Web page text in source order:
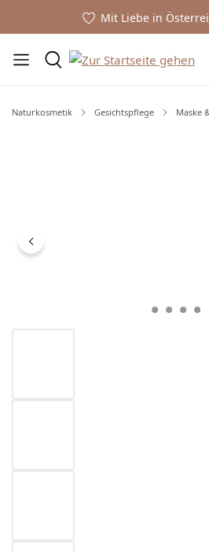
Mit Liebe in
Naturkosmetik Gesichtspflege Maske